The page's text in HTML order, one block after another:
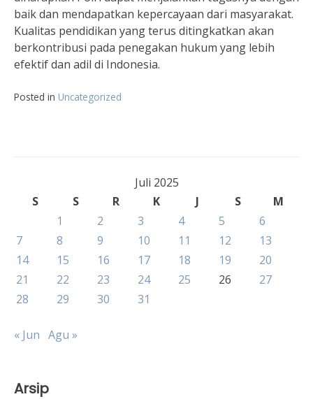
baik dan mendapatkan kepercayaan dari masyarakat.
Kualitas pendidikan yang terus ditingkatkan akan
berkontribusi pada penegakan hukum yang lebih
efektif dan adil di Indonesia.
Posted in Uncategorized
Juli 2025
S
S R K J S
M
1
2 3 4 5
6
7
8 9 10 11 12
13
14
15 16 17 18 19
20
21
22 23 24 25 26
27
28
29 30 31
« Jun Agu »
Arsip